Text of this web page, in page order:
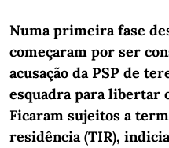
Numa primeira fase
começaram por ser
acusação da PSP de
esquadra para libertar
Ficaram sujeitos a
residência (TIR),